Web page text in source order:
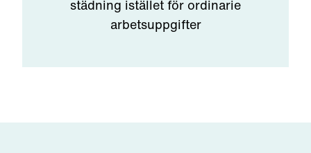
städning istället för ordinarie
arbetsuppgifter